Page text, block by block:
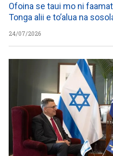
Ofoina se taui mo ni
Tonga alii e to’alua na
24/07/2026